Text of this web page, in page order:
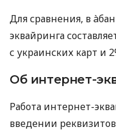
Для сравнения, в
эквайринга
с украинских карт и
Об интернет-
Работа интернет-
введении